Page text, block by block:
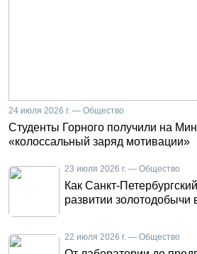
24 июля 2026 г. — Общество
Студенты Горного получили на
«колоссальный заряд мотивации»
23 июля 2026 г. — Общество
Как Санкт-
развитии золотодобычи
22 июля 2026 г. — Общество